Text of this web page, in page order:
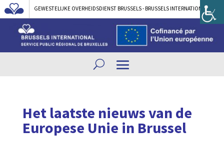
GEWESTELIJKE OVERHEIDSDIENST BRUSSELS - BRUSSELS INTERNATIONAL
Het laatste nieuws van de
Europese Unie in Brussel